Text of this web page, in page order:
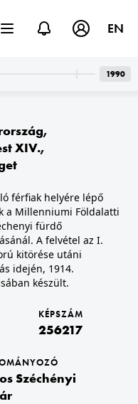
Budapest főváros ajándéka volt)
elején.
,
XIV.,
férfiak helyére lépő
a Millenniumi Földalatti
fürdő
A felvétel az I.
kitörése utáni
idején, 1914.
készült.
KÉPSZÁM
256217
Széchényi
EN
1990